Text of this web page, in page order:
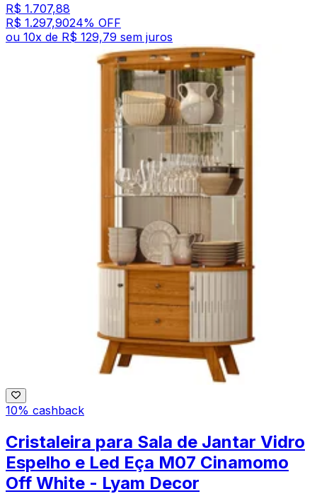
R$ 1.707,88
R$ 1.297,9024% OFF
ou 10x de R$ 129,79 sem juros
10% cashback
Cristaleira para Sala de Jantar Vidro
Espelho e Led Eça M07 Cinamomo
Off White - Lyam Decor